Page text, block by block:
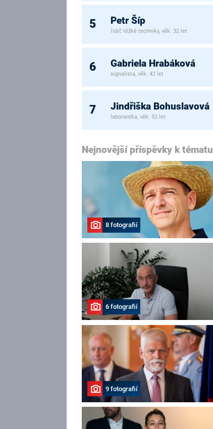
5 Petr Šíp
řidič těžké techniky, věk: 32 let
6 Gabriela Hrabáková
signalista, věk: 42 let
7 Jindřiška Bohuslavová
laborantka, věk: 52 let
Nejnovější příspěvky k tématu
8 fotografií
6 fotografií
9 fotografií